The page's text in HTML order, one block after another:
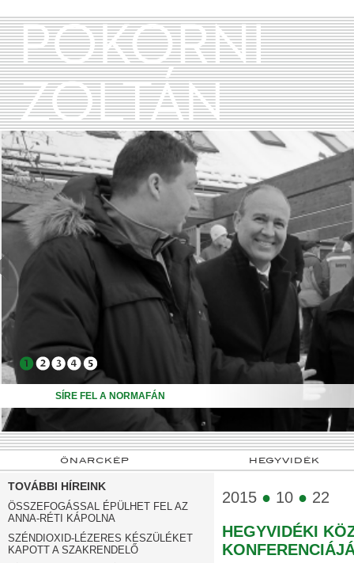
SÍRE FEL A NORMAFÁN
➎
ÖNARCKÉP HEGYVIDÉK
TOVÁBBI HÍREINK
ÖSSZEFOGÁSSAL ÉPÜLHET FEL AZ
ANNA-RÉTI KÁPOLNA
SZÉNDIOXID-LÉZERES KÉSZÜLÉKET
KAPOTT A SZAKRENDELŐ
2015 ● 10 ● 22
HEGYVIDÉKI